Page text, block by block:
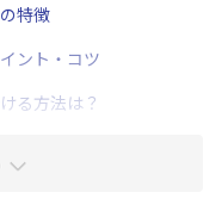
特徴
ント・コツ
る方法は？